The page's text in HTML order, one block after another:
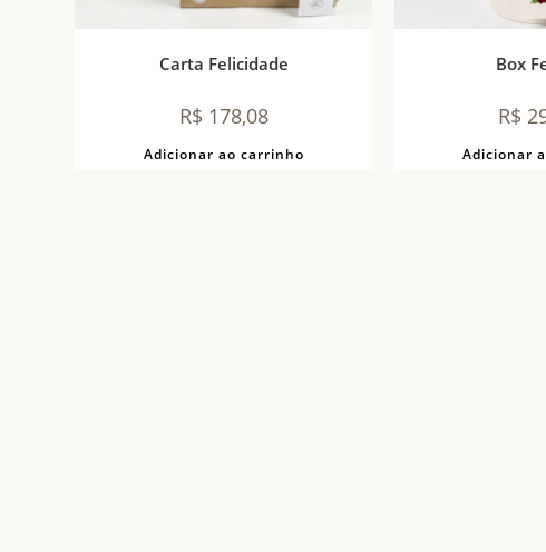
Carta Felicidade
R$ 178,08
Adicionar ao carrinho
Box
R$
Adicionar